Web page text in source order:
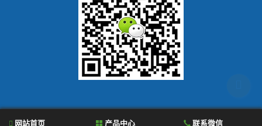
网站首页 产品中心 联系微信